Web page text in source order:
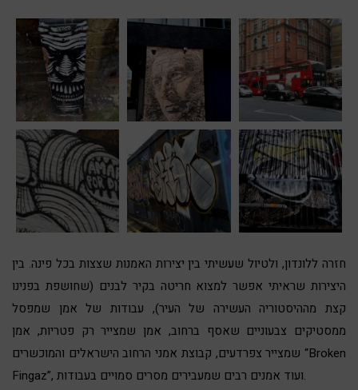
חזרה ללונדון, ולטיול שעשיתי בין יצירות האמנות שצצות בכל פינה. בין
היצירות שראיתי אפשר למצוא חריטה בקיר לבנים (שחושפת בפנינו
קצת מההיסטוריה העשירה של העיר), עבודות של אמן שמפסל
ממסטיקים צבעוניים שאסף ברחוב, אמן שמצייר רק פטריות, אמן
שמצייר צפרדעים, קבוצת אמני הרחוב הישראלים והמוכשרים “Broken
Fingaz”, ועוד אמנים רבים שמעבירים מסרים סמויים בעבודות.